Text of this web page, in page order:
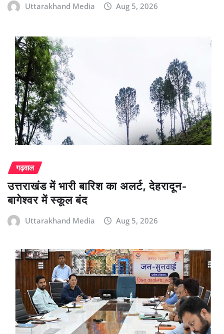
Uttarakhand Media Aug 5, 2026
गढ़वाल
उत्तराखंड में भारी बारिश का अलर्ट, देहरादून-
बागेश्वर में स्कूल बंद
Uttarakhand Media Aug 5, 2026